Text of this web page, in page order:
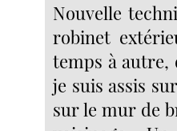
Nouvelle
robinet
temps à autre,
je suis assis
sur le mur de